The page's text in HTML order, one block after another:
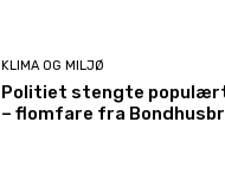
KLIMA OG MILJØ
Politiet stengte
– flomfare fra